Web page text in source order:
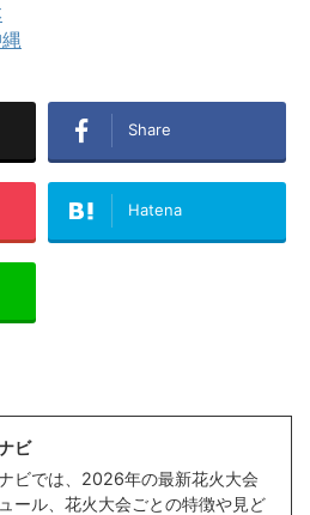
Share
Hatena
ビ
ビでは、2026年の最新花火大会
ール、花火大会ごとの特徴や見ど